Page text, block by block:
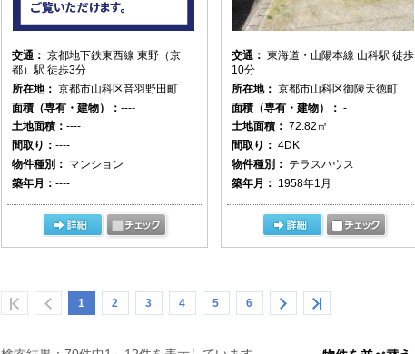
交通： 京都地下鉄東西線 東野（京
都）駅 徒歩3分
所在地： 京都市山科区音羽野田町
面積（専有・建物）： ----
土地面積： ----
間取り： ----
物件種別： マンション
築年月： ----
交通： 東海道・山陽本線 山科駅 徒歩
10分
所在地： 京都市山科区御陵天徳町
面積（専有・建物）： -
土地面積： 72.82㎡
間取り： 4DK
物件種別： テラスハウス
築年月： 1958年1月
1 2 3 4 5 6